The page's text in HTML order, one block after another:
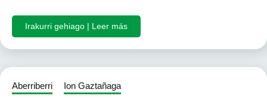
Irakurri gehiago | Leer más
Aberriberri Ion Gaztañaga